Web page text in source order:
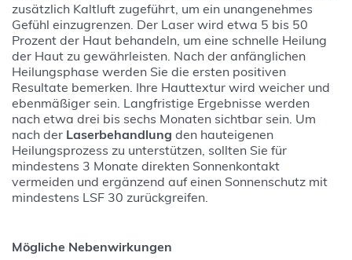
zusätzlich Kaltluft zugeführt, um ein unangenehmes
Gefühl einzugrenzen. Der Laser wird etwa 5 bis 50
Prozent der Haut behandeln, um eine schnelle Heilung
der Haut zu gewährleisten. Nach der anfänglichen
Heilungsphase werden Sie die ersten positiven
Resultate bemerken. Ihre Hauttextur wird weicher und
ebenmäßiger sein. Langfristige Ergebnisse werden
nach etwa drei bis sechs Monaten sichtbar sein. Um
nach der Laserbehandlung den hauteigenen
Heilungsprozess zu unterstützen, sollten Sie für
mindestens 3 Monate direkten Sonnenkontakt
vermeiden und ergänzend auf einen Sonnenschutz mit
mindestens LSF 30 zurückgreifen.
Mögliche Nebenwirkungen